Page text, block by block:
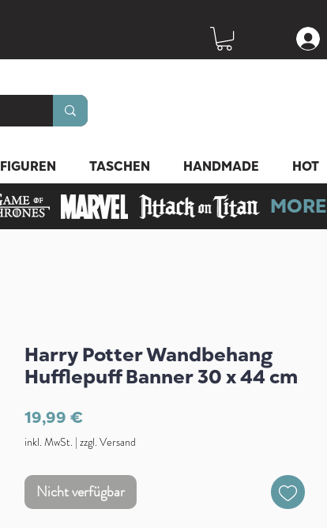
FIGUREN TASCHEN HANDMADE HOT
MORE
Harry Potter Wandbehang
Hufflepuff Banner 30 x 44 cm
19,99 €Preis
inkl. MwSt. | zzgl. Versand
Nicht verfügbar